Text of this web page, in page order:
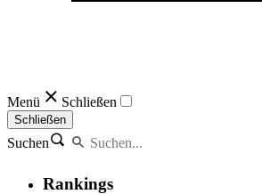
Menü Schließen
Schließen
Suchen
Rankings